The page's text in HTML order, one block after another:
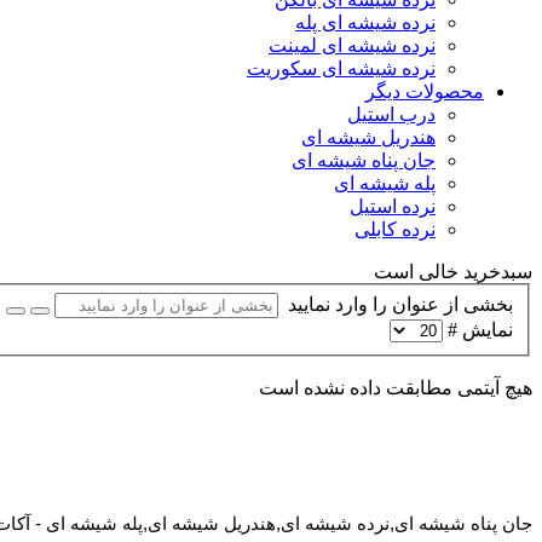
نرده شیشه ای پله
نرده شیشه ای لمینت
نرده شیشه ای سکوریت
محصولات دیگر
درب استیل
هندریل شیشه ای
جان پناه شیشه ای
پله شیشه ای
نرده استیل
نرده کابلی
سبدخرید خالی است
بخشی از عنوان را وارد نمایید
نمایش #
هیچ آیتمی مطابقت داده نشده است
جان پناه شیشه ای,نرده شیشه ای,هندریل شیشه ای,پله شیشه ای -